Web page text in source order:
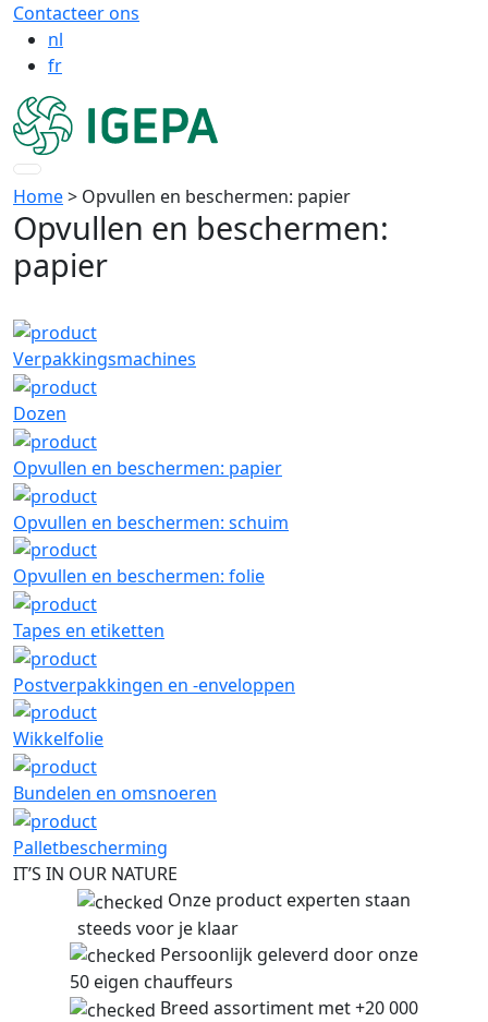
Contacteer ons
nl
fr
Home> Opvullen en beschermen: papier
Opvullen en beschermen:
papier
Verpakkingsmachines
Dozen
Opvullen en beschermen: papier
Opvullen en beschermen: schuim
Opvullen en beschermen: folie
Tapes en etiketten
Postverpakkingen en -enveloppen
Wikkelfolie
Bundelen en omsnoeren
Palletbescherming
IT’S IN OUR NATURE
Onze product experten staan
steeds voor je klaar
Persoonlijk geleverd door onze
50 eigen chauffeurs
Breed assortiment met +20 000